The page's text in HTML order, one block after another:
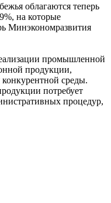
облагаются теперь
на которые
Минэкономразвития
промышленной
продукции,
конкурентной среды.
потребует
процедур,